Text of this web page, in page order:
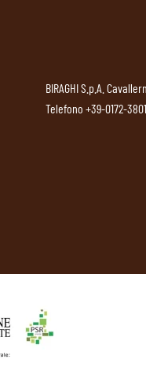
BIRAGHI S.p.A.
Telefono +39-0172-3801